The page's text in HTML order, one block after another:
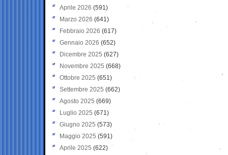
Aprile 2026 (591)
Marzo 2026 (641)
Febbraio 2026 (617)
Gennaio 2026 (652)
Dicembre 2025 (627)
Novembre 2025 (668)
Ottobre 2025 (651)
Settembre 2025 (662)
Agosto 2025 (669)
Luglio 2025 (671)
Giugno 2025 (573)
Maggio 2025 (591)
Aprile 2025 (622)